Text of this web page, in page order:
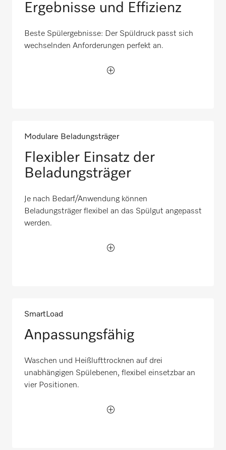
Ergebnisse und Effizienz
Beste Spülergebnisse: Der Spüldruck passt sich
wechselnden Anforderungen perfekt an.
Modulare Beladungsträger
Flexibler Einsatz der
Beladungsträger
Je nach Bedarf/Anwendung können
Beladungsträger flexibel an das Spülgut angepasst
werden.
SmartLoad
Anpassungsfähig
Waschen und Heißlufttrocknen auf drei
unabhängigen Spülebenen, flexibel einsetzbar an
vier Positionen.